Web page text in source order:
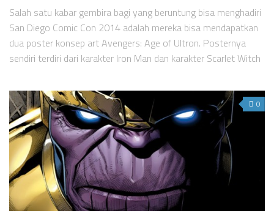
Salah satu kabar gembira bagi yang beruntung bisa menghadiri
San Diego Comic Con 2014 adalah mereka bisa mendapatkan
dua poster konsep art Avengers: Age of Ultron. Posternya
sendiri terdiri dari karakter Iron Man dan karakter Scarlet Witch
0